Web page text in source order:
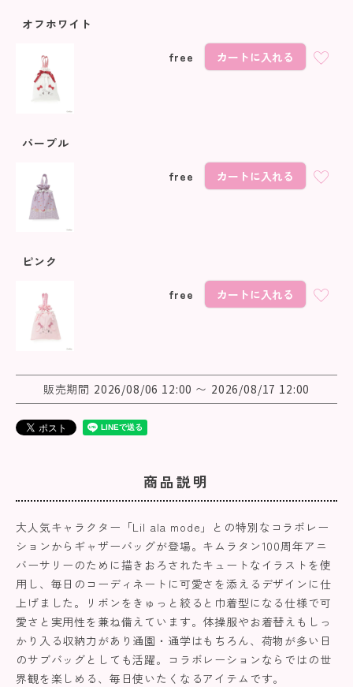
オフホワイト
free カートに入れる
パープル
free カートに入れる
ピンク
free カートに入れる
販売期間 2026/08/06 12:00 〜 2026/08/17 12:00
商品説明
大人気キャラクター「Lil ala mode」との特別なコラボレー
ションからギャザーバッグが登場。キムラタン100周年アニ
バーサリーのために描きおろされたキュートなイラストを使
用し、毎日のコーディネートに可愛さを添えるデザインに仕
上げました。リボンをきゅっと絞ると巾着型になる仕様で可
愛さと実用性を兼ね備えています。体操服やお着替えもしっ
かり入る収納力があり通園・通学はもちろん、荷物が多い日
のサブバッグとしても活躍。コラボレーションならではの世
界観を楽しめる、毎日使いたくなるアイテムです。